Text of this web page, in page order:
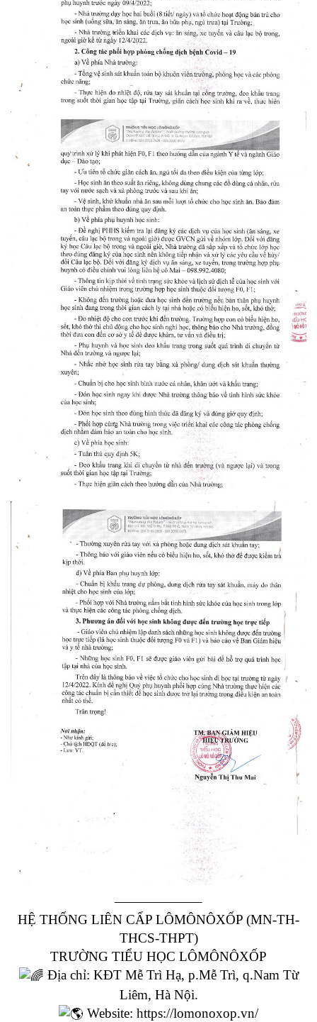
——————–
HỆ THỐNG LIÊN CẤP LÔMÔNÔXỐP (MN-TH-
THCS-THPT)
TRƯỜNG TIỂU HỌC LÔMÔNÔXỐP
Địa chỉ: KĐT Mễ Trì Hạ, p.Mễ Trì, q.Nam Từ
Liêm, Hà Nội.
Website: https://lomonoxop.vn/